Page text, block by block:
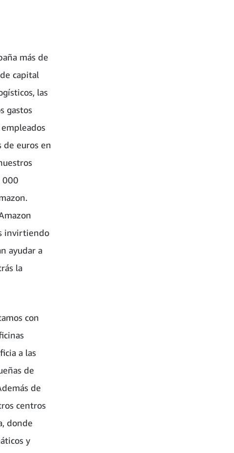
más de
capital
las
gastos
de euros en
000
invirtiendo
ayudar a
la
con
a las
de
de
centros
donde
y